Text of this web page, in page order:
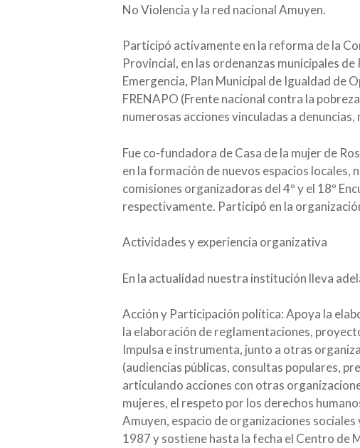
No Violencia y la red nacional Amuyen.
Participó activamente en la reforma de la
Provincial, en las ordenanzas municipales
Emergencia, Plan Municipal de Igualdad de
FRENAPO (Frente nacional contra la
numerosas acciones vinculadas a
Fue co-fundadora de Casa de la mujer de
en la formación de nuevos espacios
comisiones organizadoras del 4º y el 18º
respectivamente. Participó en la
Actividades y experiencia organizativa
En la actualidad nuestra institución lleva
Acción y Participación política: Apoya la
la elaboración de reglamentaciones,
Impulsa e instrumenta, junto a otras
(audiencias públicas, consultas populares,
articulando acciones con otras
mujeres, el respeto por los derechos
Amuyen, espacio de organizaciones
1987 y sostiene hasta la fecha el Centro de